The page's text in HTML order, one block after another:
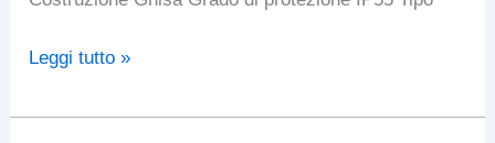
Motore
con
Leggi tutto »